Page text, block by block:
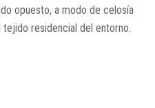
opuesto, a modo de celosía
tejido residencial del entorno.